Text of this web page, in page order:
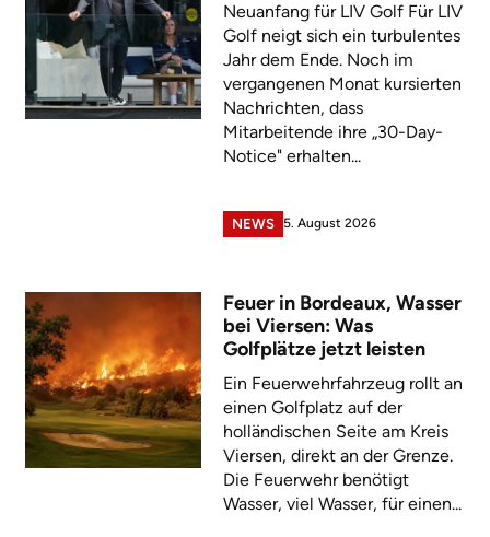
Neuanfang für LIV Golf Für LIV
Golf neigt sich ein turbulentes
Jahr dem Ende. Noch im
vergangenen Monat kursierten
Nachrichten, dass
Mitarbeitende ihre „30-Day-
Notice" erhalten...
NEWS 5. August 2026
Feuer in Bordeaux, Wasser
bei Viersen: Was
Golfplätze jetzt leisten
Ein Feuerwehrfahrzeug rollt an
einen Golfplatz auf der
holländischen Seite am Kreis
Viersen, direkt an der Grenze.
Die Feuerwehr benötigt
Wasser, viel Wasser, für einen...